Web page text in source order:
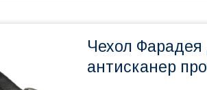
Чехол
антисканер